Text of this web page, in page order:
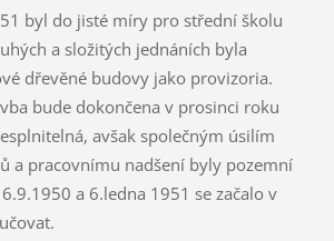
byl do jisté míry pro střední školu
a složitých jednáních byla
dřevěné budovy jako provizoria.
bude dokončena v prosinci roku
avšak společným úsilím
a pracovnímu nadšení byly pozemní
a 6.ledna 1951 se začalo v